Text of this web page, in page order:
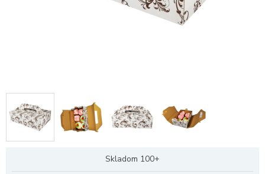
Skladom 100+